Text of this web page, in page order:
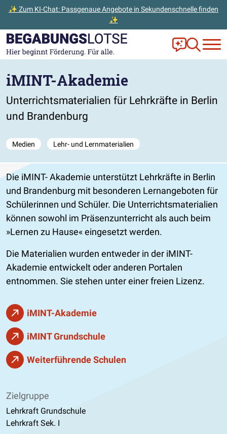
✨ Zum KI-Chat: Passgenaue Angebote in Sekundenschnelle finden
✨
Zum Hauptinhalt der Seite springen
Zur Startseite gehen Frag Ella!
Zur
iMINT-Akademie
Unterrichtsmaterialien für Lehrkräfte in Berlin
und Brandenburg
Medien Lehr- und Lernmaterialien
Die iMINT- Akademie unterstützt Lehrkräfte in Berlin
und Brandenburg mit besonderen Lernangeboten für
Schülerinnen und Schüler. Die Unterrichtsmaterialien
können sowohl im Präsenzunterricht als auch beim
Lernen zu Hause
eingesetzt werden.
Die Materialien wurden entweder in der iMINT-
Akademie entwickelt oder anderen Portalen
entnommen. Sie stehen unter einer freien Lizenz.
iMINT-Akademie
iMINT Grundschule
Weiterführende Schulen
Zielgruppe
Lehrkraft Grundschule
Lehrkraft Sek. I